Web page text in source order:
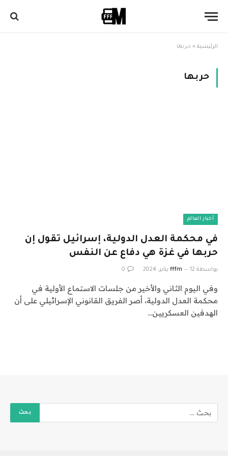
الرئيسية » حربها
حربها
أخبار العالم
في محكمة العدل الدولية، إسرائيل تقول إن
حربها في غزة هي دفاع عن النفس
بواسطة fffm 12 يناير، 2024 0
وفي اليوم الثاني والأخير من جلسات الاستماع الأولية في
محكمة العدل الدولية، أصر الفريق القانوني الإسرائيلي على أن
الهدفين العسكريين…